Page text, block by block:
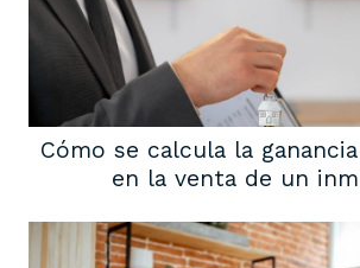
Cómo se calcula la
en la venta de un